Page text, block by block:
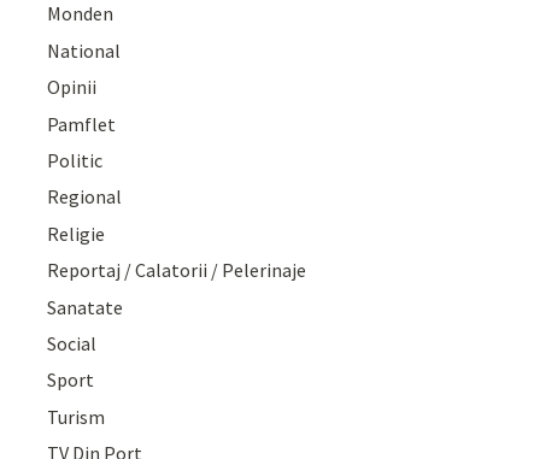
Monden
National
Opinii
Pamflet
Politic
Regional
Religie
Reportaj / Calatorii / Pelerinaje
Sanatate
Social
Sport
Turism
TV Din Port